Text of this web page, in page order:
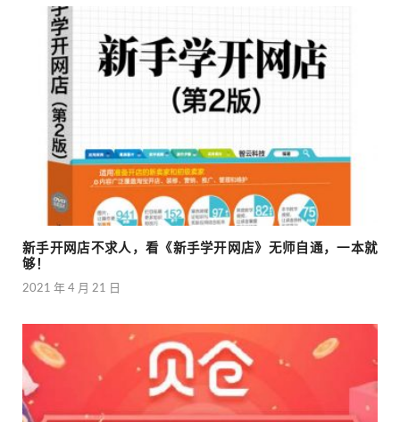
新手开网店不求人，看《新手学开网店》无师自通，一本就
够！
2021 年 4 月 21 日